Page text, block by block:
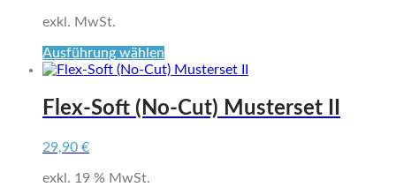
exkl. MwSt.
Ausführung wählen
Produkt
mehrere
Varianten
Flex-Soft (No-Cut) Musterset II
29,90 €
exkl. 19 % MwSt.